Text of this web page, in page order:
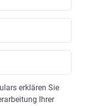
erklären Sie
Ihrer